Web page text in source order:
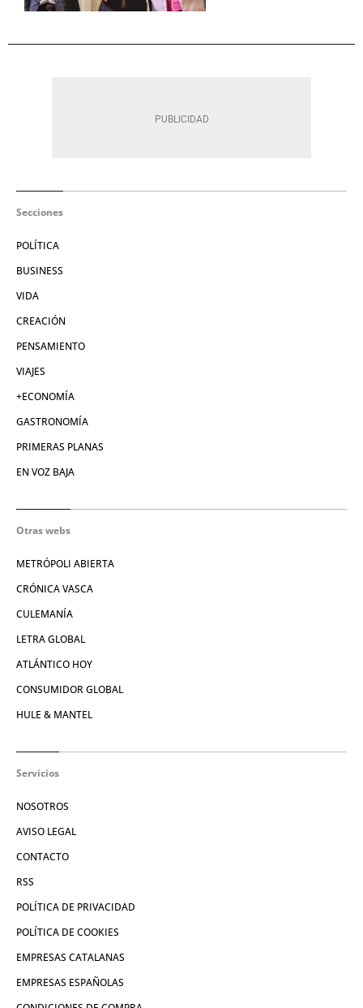
Secciones
POLÍTICA
BUSINESS
VIDA
CREACIÓN
PENSAMIENTO
VIAJES
+ECONOMÍA
GASTRONOMÍA
PRIMERAS PLANAS
EN VOZ BAJA
Otras webs
METRÓPOLI ABIERTA
CRÓNICA VASCA
CULEMANÍA
LETRA GLOBAL
ATLÁNTICO HOY
CONSUMIDOR GLOBAL
HULE & MANTEL
Servicios
NOSOTROS
AVISO LEGAL
CONTACTO
RSS
POLÍTICA DE PRIVACIDAD
POLÍTICA DE COOKIES
EMPRESAS CATALANAS
EMPRESAS ESPAÑOLAS